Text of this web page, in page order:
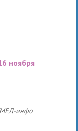
ноября
МЕД-инфо